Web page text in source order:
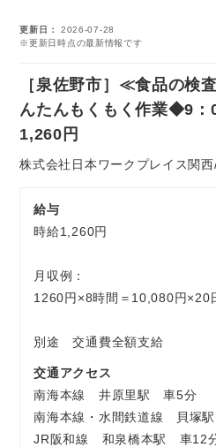
求人を探す
お気軽にご
更新日
2026-07-28
※更新日時点の最新情報です
［泉佐野市］≪食品の
んたんもくもく作業◆9
1,260円
株式会社日本ワークプレイス関
給与
時給1,260円
月収例：
1260円×8時間＝10,080円×20
別途 交通費全額支給
交通アクセス
南海本線 井原里駅 車5分
南海本線・水間鉄道線 貝塚
JR阪和線 和泉橋本駅 車12